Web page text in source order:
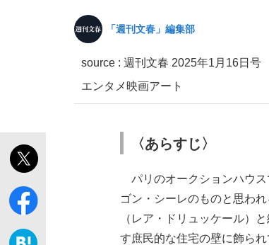
「目標達成できなかったからと
「週刊文春」編集部
source : 週刊文春 2025年1月16日号
エンタメ 映画アート
〈あらすじ〉
パリのオークションハウス
ゴン・シーレのものと思わ
（レア・ドリュッケール）
す庶民的な住宅の壁に飾ら